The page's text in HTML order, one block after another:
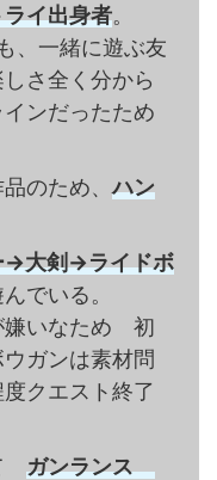
ライ出身者。
、一緒に遊ぶ友
さ全く分から
ンだったため
品のため、ハン
→大剣→ライドボ
でいる。
嫌いなため 初
ガンは素材問
クエスト終了
ガンランス